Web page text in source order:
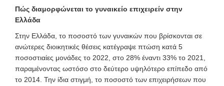
Πώς διαμορφώνεται το γυναικείο επιχειρείν στην
Ελλάδα
Στην Ελλάδα, το ποσοστό των γυναικών που βρίσκονται σε
ανώτερες διοικητικές θέσεις κατέγραψε πτώση κατά 5
ποσοστιαίες μονάδες το 2022, στο 28% έναντι 33% το 2021,
παραμένοντας ωστόσο στο δεύτερο υψηλότερο επίπεδο από
το 2014. Την ίδια στιγμή, το ποσοστό των επιχειρήσεων που